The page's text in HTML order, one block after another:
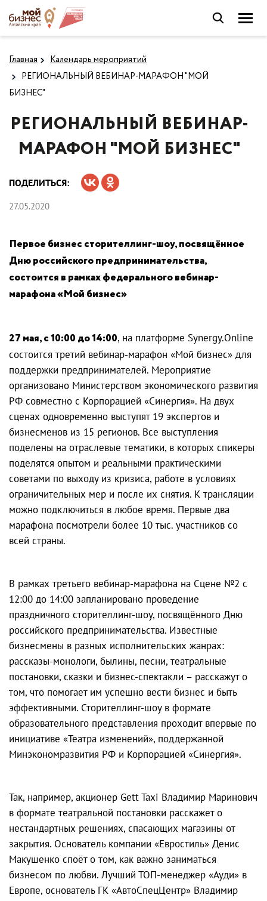
Главная
Календарь мероприятий
РЕГИОНАЛЬНЫЙ ВЕБИНАР-МАРАФОН "МОЙ
БИЗНЕС"
РЕГИОНАЛЬНЫЙ ВЕБИНАР-
МАРАФОН "МОЙ БИЗНЕС"
ПОДЕЛИТЬСЯ:
27.05.2020
Первое бизнес сторителлинг-шоу, посвящённое
Дню российского предпринимательства,
состоится в рамках федерального вебинар-
марафона «Мой бизнес»
27 мая, с 10:00 до 14:00, на платформе Synergy.Online
состоится третий вебинар-марафон «Мой бизнес» для
поддержки предпринимателей. Мероприятие
организовано Министерством экономического развития
РФ совместно с Корпорацией «Синергия». На двух
сценах одновременно выступят 19 экспертов и
бизнесменов из 15 регионов. Все выступления
поделены на отраслевые тематики, в которых спикеры
поделятся опытом и реальными практическими
советами по выходу из кризиса, работе в условиях
ограничительных мер и после их снятия. К трансляции
можно подключиться в любое время. Первые два
марафона посмотрели более 10 тыс. участников со
всей страны.
В рамках третьего вебинар-марафона на Сцене №2 с
12:00 до 14:00 запланировано проведение
праздничного сторителлинг-шоу, посвящённого Дню
российского предпринимательства. Известные
бизнесмены в разных исполнительских жанрах:
рассказы-монологи, былины, песни, театральные
постановки, сказки и бизнес-спектакли – расскажут о
том, что помогает им успешно вести бизнес и быть
эффективными. Сторителлинг-шоу в формате
образовательного представления проходит впервые по
инициативе «Театра изменений», поддержанной
Минэкономразвития РФ и Корпорацией «Синергия».
Так, например, акционер Gett Taxi Владимир Маринович
в формате театральной постановки расскажет о
нестандартных решениях, спасающих магазины от
закрытия. Основатель компании «Евростиль» Денис
Макушенко споёт о том, как важно заниматься
бизнесом по любви. Лучший ТОП-менеджер «Ауди» в
Европе, основатель ГК «АвтоСпецЦентр» Владимир